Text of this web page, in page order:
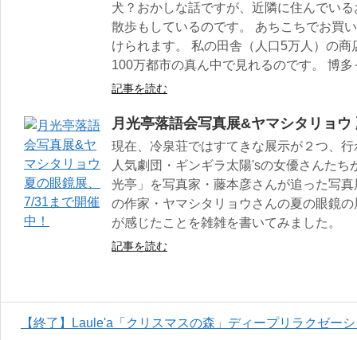
犬？おかしな話ですが、近隣に住んでい
散歩もしているのです。 あちこちでお買
けられます。 私の田舎（人口5万人）の
100万都市の真ん中で見れるのです。 博
記事を読む
月光亭落語会写真展&ヤマシタリョ
現在、冷泉荘ではすてきな展示が２つ、
人気劇団・ギンギラ太陽'sの女優さんた
光亭」を写真家・藤本彦さんが追った写
の作家・ヤマシタリョウさんの夏の眼鏡
が感じたことを雑雑を書いてみました。
記事を読む
【終了】Laule'a「クリスマスの森」ディープリラクゼー